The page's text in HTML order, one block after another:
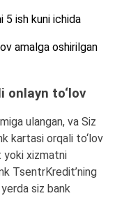
5 ish kuni ichida
amalga oshirilgan
onlayn to‘lov
ulangan, va Siz
kartasi orqali to‘lov
yoki xizmatni
TsentrKredit’ning
siz bank